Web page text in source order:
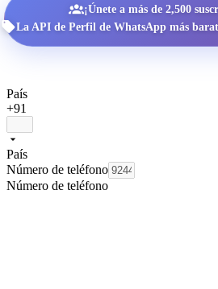
¡Únete a más de 2,500
La API de Perfil de WhatsApp más
País
+91
País
Número de teléfono
Número de teléfono